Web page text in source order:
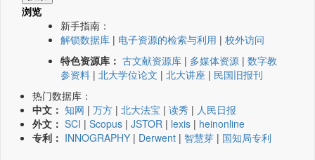
浏览
新手指南：
解锁数据库 | 电子资源的检索与利用 | 校外访问
特色资源库： 古文献资源库 | 多媒体资源 | 数字教
参资料 | 北大学位论文 | 北大讲座 | 民国旧报刊
热门数据库：
中文： 知网 | 万方 | 北大法宝 | 读秀 | 人民日报
外文： SCI | Scopus | JSTOR | lexis | heinonline
专利： INNOGRAPHY | Derwent | 智慧芽 | 国知局专利